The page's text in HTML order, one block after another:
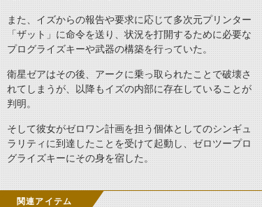
また、イズからの報告や要求に応じて多次元プリンター
「ザット」に命令を送り、状況を打開するために必要な
プログライズキーや武器の構築を行っていた。
衛星ゼアはその後、アークに乗っ取られたことで破壊さ
れてしまうが、以降もイズの内部に存在していることが
判明。
そして彼女がゼロワン計画を担う個体としてのシンギュ
ラリティに到達したことを受けて起動し、ゼロツープロ
グライズキーにその身を宿した。
関連アイテム